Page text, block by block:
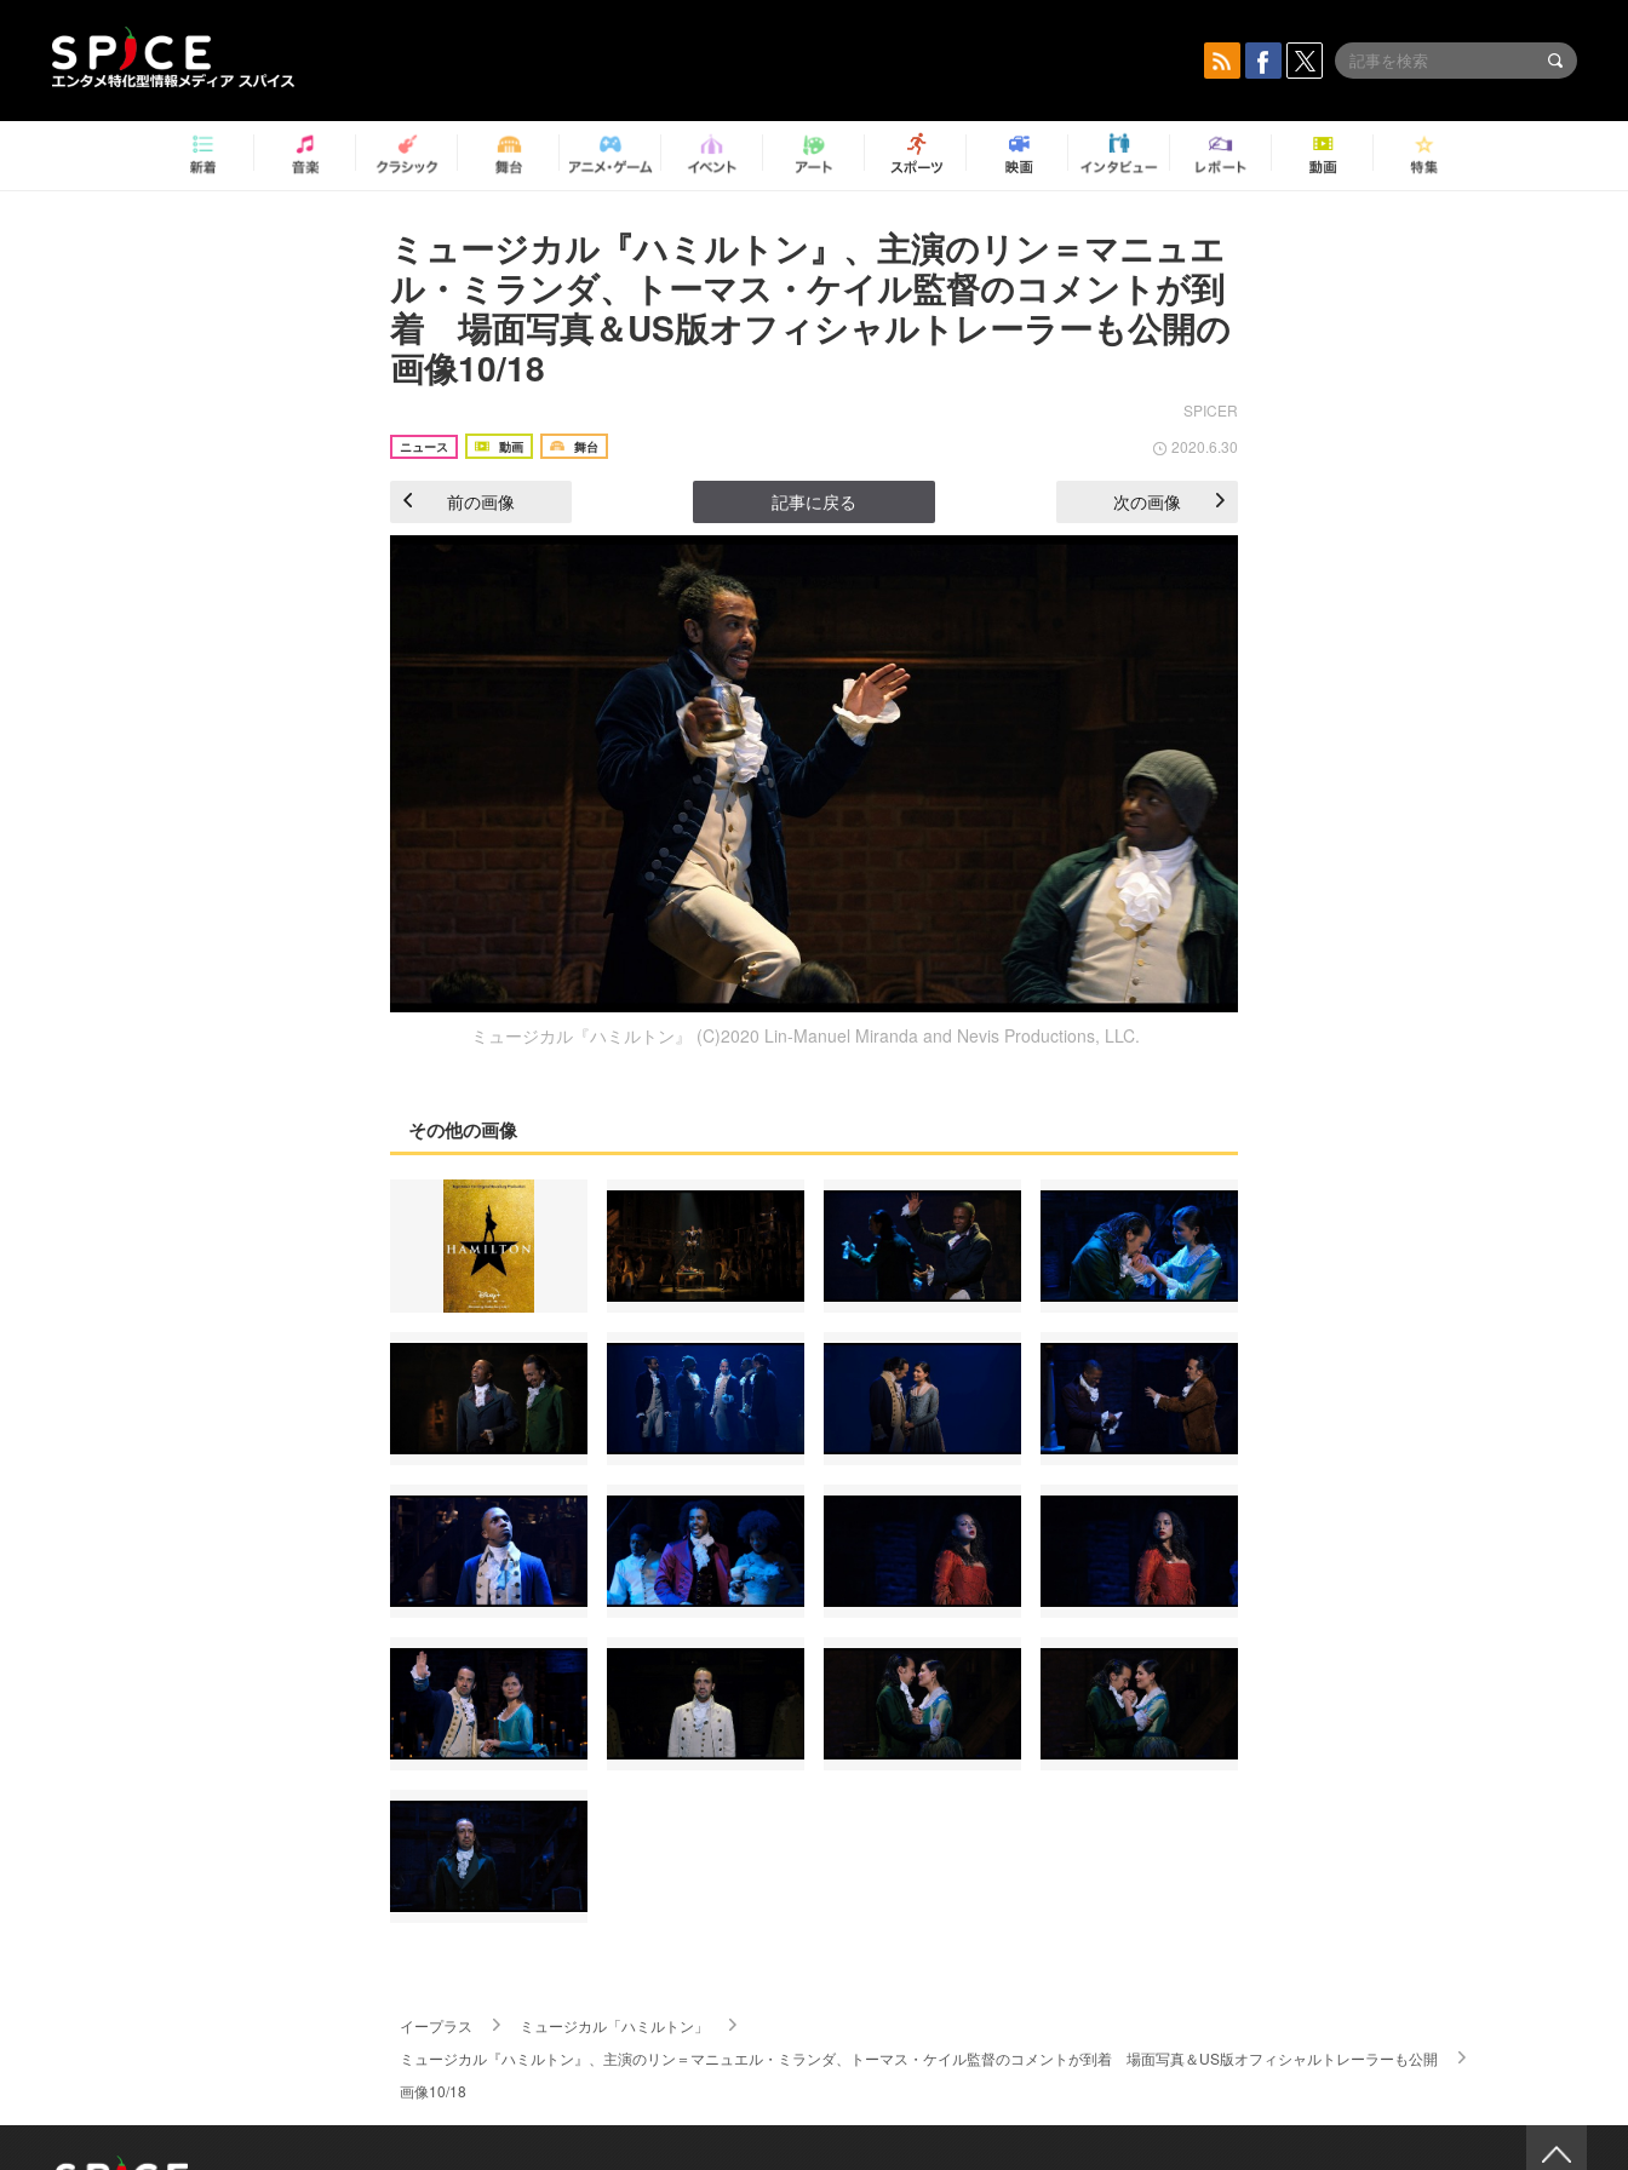
ミュージカル『ハミルトン』、主演のリン＝マニュエ
ル・ミランダ、トーマス・ケイル監督のコメントが到
着 場面写真＆US版オフィシャルトレーラーも公開の
画像10/18
SPICER
ニュース 動画 舞台 2020.6.30
前の画像 記事に戻る 次の画像
ミュージカル『ハミルトン』 (C)2020 Lin-Manuel Miranda and Nevis Productions, LLC.
その他の画像
イープラス
ミュージカル「ハミルトン」
ミュージカル『ハミルトン』、主演のリン＝マニュエル・ミランダ、トーマス・ケイル監督のコメントが到着 場面写真＆US版オフィシャルトレーラーも公開
画像10/18